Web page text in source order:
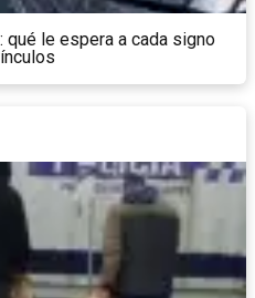
le espera a cada signo